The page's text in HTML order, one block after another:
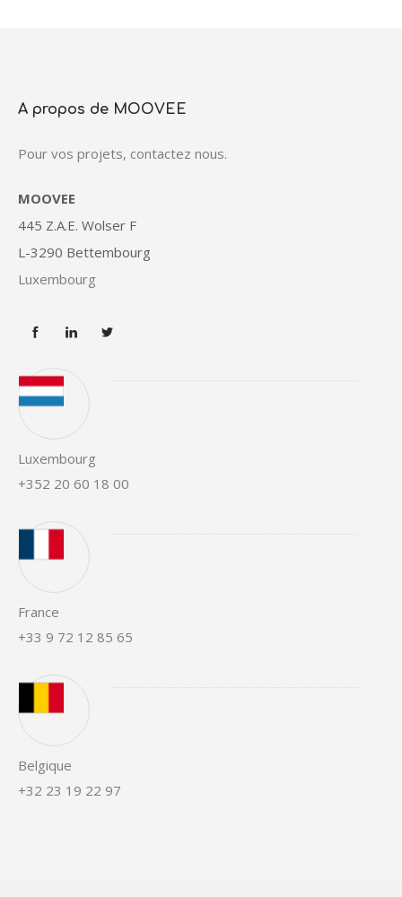
A propos de MOOVEE
Pour vos projets, contactez nous.
MOOVEE
445 Z.A.E. Wolser F
L-3290 Bettembourg
Luxembourg
Luxembourg
+352 20 60 18 00
France
+33 9 72 12 85 65
Belgique
+32 23 19 22 97